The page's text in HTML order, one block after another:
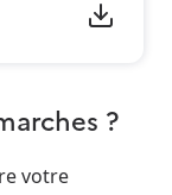
?
votre